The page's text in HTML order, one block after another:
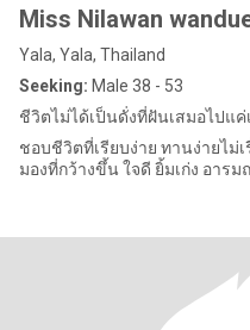
Miss Nilawan
Yala, Yala, Thailand
Seeking: Male 38 - 53
ชีวิตไม่ได้เป็นดั่งที่ฝันเสมอไปแ
ชอบชีวิตที่เรียบง่าย ทานง่ายไม่
มองที่กว้างขึ้น ใจดี ยิ้มเก่ง อาร